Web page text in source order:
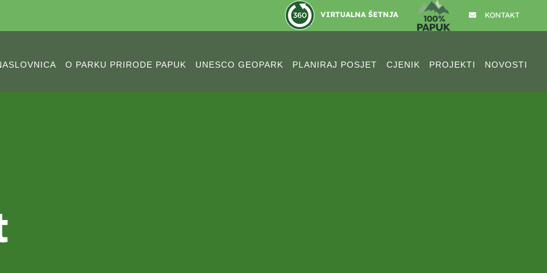
VIRTUALNA ŠETNJA KONTAKT
O PARKU PRIRODE PAPUK UNESCO GEOPARK PLANIRAJ POSJET CJENIK PROJEKTI NOVOSTI